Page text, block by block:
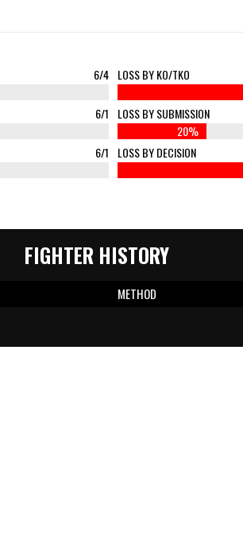
6/4
6/1
6/1
LOSS BY KO/TKO
LOSS BY SUBMISSION
20%
LOSS BY DECISION
FIGHTER HISTORY
METHOD